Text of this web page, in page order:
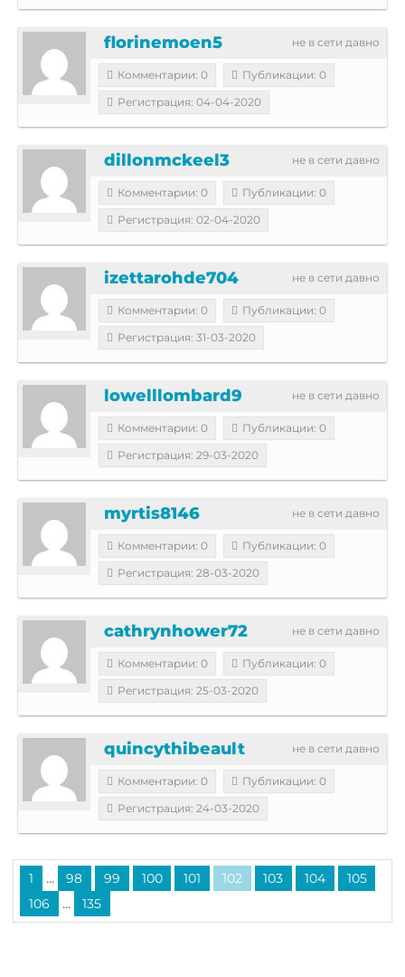
не в сети давно
florinemoen5
Комментарии: 0
Публикации: 0
Регистрация: 04-04-2020
не в сети давно
dillonmckeel3
Комментарии: 0
Публикации: 0
Регистрация: 02-04-2020
не в сети давно
izettarohde704
Комментарии: 0
Публикации: 0
Регистрация: 31-03-2020
не в сети давно
lowelllombard9
Комментарии: 0
Публикации: 0
Регистрация: 29-03-2020
не в сети давно
myrtis8146
Комментарии: 0
Публикации: 0
Регистрация: 28-03-2020
не в сети давно
cathrynhower72
Комментарии: 0
Публикации: 0
Регистрация: 25-03-2020
не в сети давно
quincythibeault
Комментарии: 0
Публикации: 0
Регистрация: 24-03-2020
1 ... 98 99 100 101 102 103 104
105
106
... 135